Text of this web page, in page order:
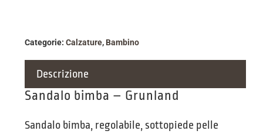
Categorie: Calzature, Bambino
Descrizione
Sandalo bimba – Grunland
Sandalo bimba, regolabile, sottopiede pelle